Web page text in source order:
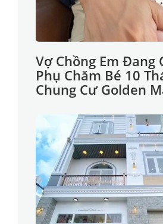
Vợ Chồng Em Đang
Phụ Chăm Bé 10
Chung Cư Golden